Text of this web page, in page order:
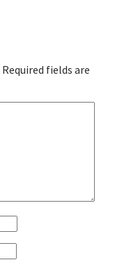
Required fields are